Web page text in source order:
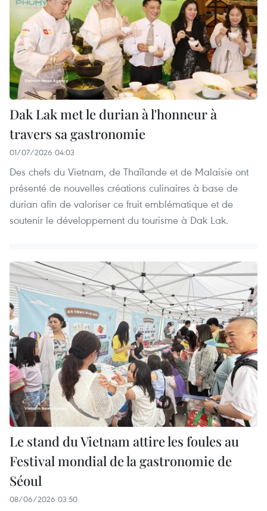
Dak Lak met le durian à l'honneur à
travers sa gastronomie
01/07/2026 04:03
Des chefs du Vietnam, de Thaïlande et de Malaisie ont
présenté de nouvelles créations culinaires à base de
durian afin de valoriser ce fruit emblématique et de
soutenir le développement du tourisme à Dak Lak.
Le stand du Vietnam attire les foules au
Festival mondial de la gastronomie de
Séoul
08/06/2026 03:50